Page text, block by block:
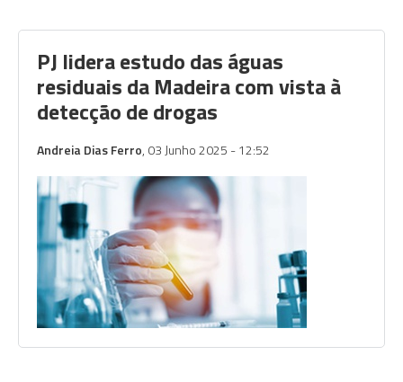
PJ lidera estudo das águas
residuais da Madeira com vista à
detecção de drogas
Andreia Dias Ferro, 03 Junho 2025 - 12:52